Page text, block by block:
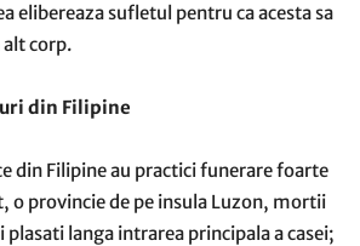
elibereaza sufletul pentru ca acesta sa
corp.
din Filipine
din Filipine au practici funerare foarte
o provincie de pe insula Luzon, mortii
plasati langa intrarea principala a casei;